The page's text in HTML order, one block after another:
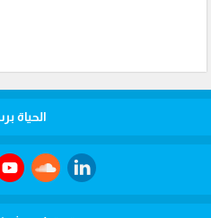
الحياة